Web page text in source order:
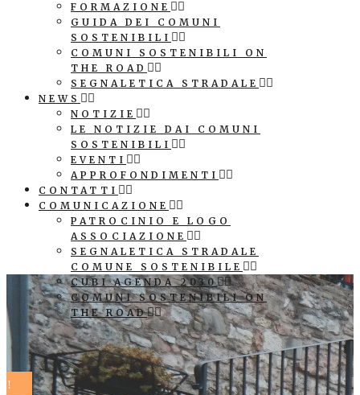
FORMAZIONE
GUIDA DEI COMUNI
SOSTENIBILI
COMUNI SOSTENIBILI ON
THE ROAD
SEGNALETICA STRADALE
NEWS
NOTIZIE
LE NOTIZIE DAI COMUNI
SOSTENIBILI
EVENTI
APPROFONDIMENTI
CONTATTI
COMUNICAZIONE
PATROCINIO E LOGO
ASSOCIAZIONE
SEGNALETICA STRADALE
COMUNE SOSTENIBILE
CUBI AGENDA 2030
COMUNI SOSTENIBILI ON
THE ROAD